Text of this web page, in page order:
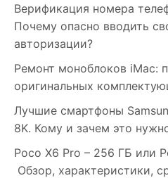
Верификация номера
Почему опасно вводить
авторизации?
Ремонт моноблоков iMac:
оригинальных
Лучшие смартфоны
8K. Кому и зачем это
Poco X6 Pro – 256 ГБ или
Обзор, характеристики,